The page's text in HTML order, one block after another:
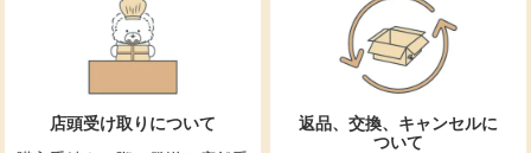
店頭受け取りについて
返品、交換、キャンセルに
ついて